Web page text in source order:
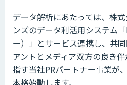
データ解析にあたっては、株
ンズのデータ利活用システム
ー）」とサービス連携し、共
アントとメディア双方の良き
指す当社PRパートナー事業が
本格始動します。